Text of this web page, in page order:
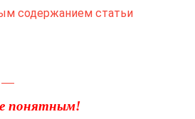
содержанием статьи
понятным!